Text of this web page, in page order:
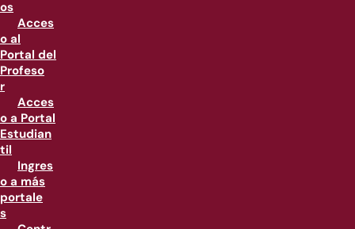
os
Acces
o al
Portal del
Profeso
r
Acces
o a Portal
Estudian
til
Ingres
o a más
portale
s